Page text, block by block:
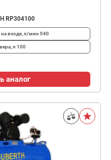
RP304100
входе, л/мин 540
л 100
аналог